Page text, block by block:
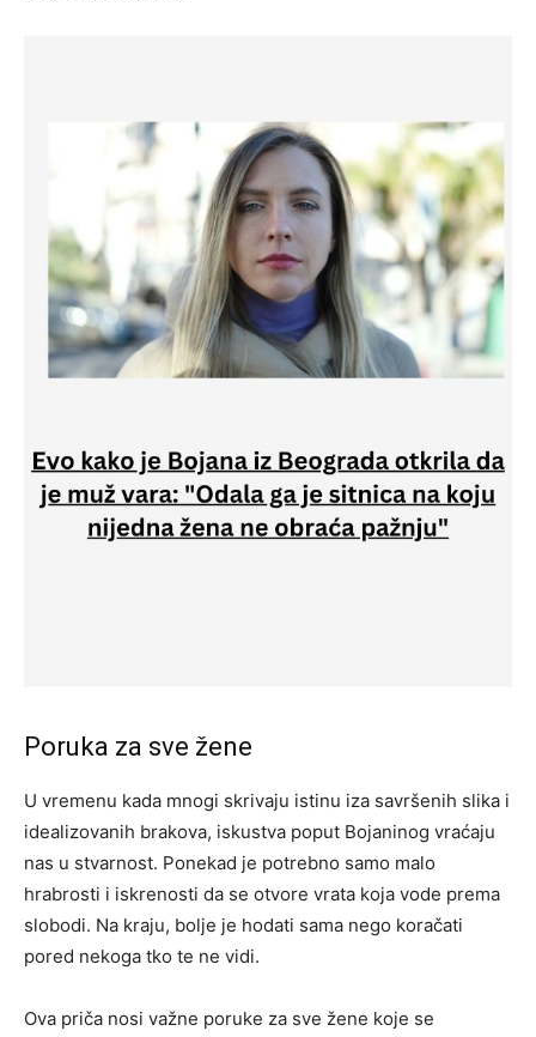
Poruka za sve žene
U vremenu kada mnogi skrivaju istinu iza savršenih slika i
idealizovanih brakova, iskustva poput Bojaninog vraćaju
nas u stvarnost. Ponekad je potrebno samo malo
hrabrosti i iskrenosti da se otvore vrata koja vode prema
slobodi. Na kraju, bolje je hodati sama nego koračati
pored nekoga tko te ne vidi.
Ova priča nosi važne poruke za sve žene koje se